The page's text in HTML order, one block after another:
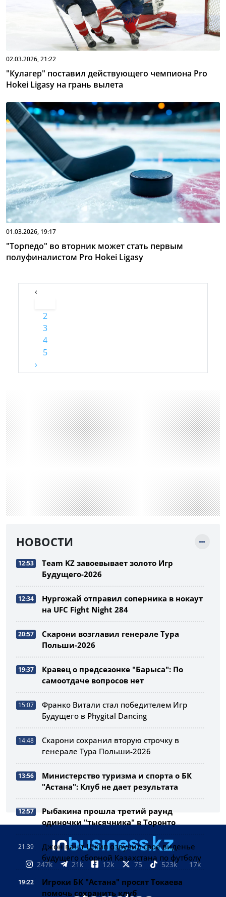
02.03.2026, 21:22
"Кулагер" поставил действующего чемпиона Pro
Hokei Ligasy на грань вылета
01.03.2026, 19:17
"Торпедо" во вторник может стать первым
полуфиналистом Pro Hokei Ligasy
‹
2
3
4
5
›
НОВОСТИ
12:53
Team KZ завоевывает золото Игр
Будущего-2026
12:34
Нургожай отправил соперника в нокаут
на UFC Fight Night 284
20:57
Скарони возглавил генерале Тура
Польши-2026
19:37
Кравец о предсезонке "Барыса": По
самоотдаче вопросов нет
15:07
Франко Витали стал победителем Игр
Будущего в Phygital Dancing
14:48
Скарони сохранил вторую строчку в
генерале Тура Польши-2026
13:56
Министерство туризма и спорта о БК
"Астана": Клуб не дает результата
12:57
Рыбакина прошла третий раунд
одиночки "тысячника" в Торонто
21:39
Джон ван’т Шкип озвучил свое виденье
будущего сборной Казахстана по футболу
19:22
Игроки БК "Астана" просят Токаева
помочь сохранить клуб
247k 21k 12k 75 523k 17k